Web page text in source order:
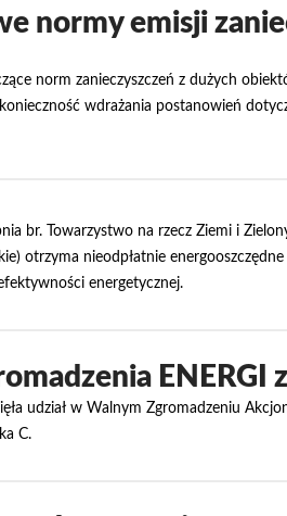
normy emisji
norm zanieczyszczeń z dużych
wdrażania postanowień
br. Towarzystwo na rzecz Ziemi i
otrzyma nieodpłatnie
energetycznej.
ENERGI
udział w Walnym Zgromadzeniu
C.